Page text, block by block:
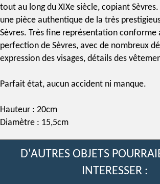
tout au long du XIXe siècle, copiant Sèvres
une pièce authentique de la très
Sèvres. Très fine représentation conforme
perfection de Sèvres, avec de nombreux
expression des visages, détails des
Parfait état, aucun accident ni manque.
Hauteur : 20cm
Diamètre : 15,5cm
D'AUTRES OBJETS
INTERESSER :